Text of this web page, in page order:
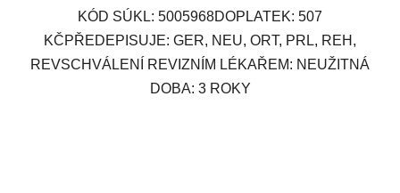
KÓD SÚKL: 5005968DOPLATEK: 507
KČPŘEDEPISUJE: GER, NEU, ORT, PRL, REH,
REVSCHVÁLENÍ REVIZNÍM LÉKAŘEM: NEUŽITNÁ
DOBA: 3 ROKY